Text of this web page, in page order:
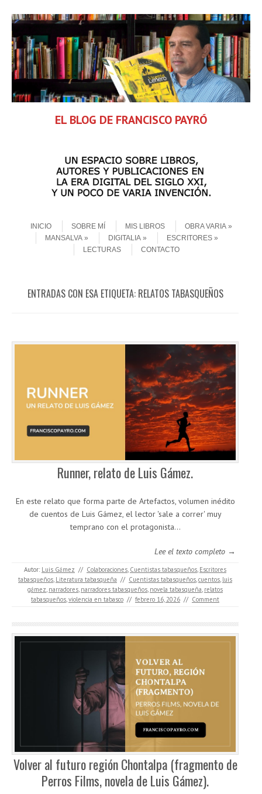
EL BLOG DE FRANCISCO PAYRÓ
MenuINICIO
SOBRE MÍ MIS LIBROS
OBRA VARIA
MANSALVA
DIGITALIA
ESCRITORES
LECTURAS
CONTACTO
ENTRADAS CON ESA ETIQUETA: RELATOS TABASQUEÑOS
Runner, relato de Luis Gámez.
En este relato que forma parte de Artefactos, volumen inédito
de cuentos de Luis Gámez, el lector 'sale a correr' muy
temprano con el protagonista...
Lee el texto completo →
Autor: Luis Gámez // Colaboraciones Cuentistas tabasqueños Escritores
tabasqueños Literatura tabasqueña // Cuentistas tabasqueños cuentos luis
gámez narradores narradores tabasqueños novela tabasqueña relatos
tabasqueños violencia en tabasco // febrero 16, 2026 // Comment
Volver al futuro región Chontalpa (fragmento de
Perros Films, novela de Luis Gámez).